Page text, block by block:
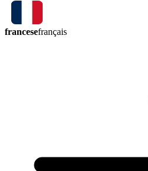
francesefrançais